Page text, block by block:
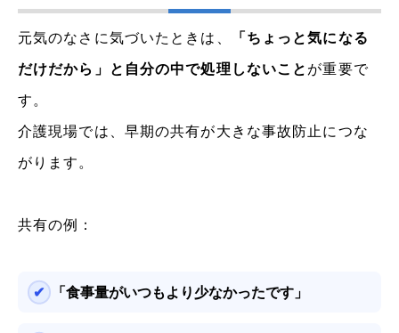
元気のなさに気づいたときは、 「ちょっと気になる
だけだから」と自分の中で処理しないこと が重要で
す。
介護現場では、早期の共有が大きな事故防止につな
がります。
共有の例：
「食事量がいつもより少なかったです」